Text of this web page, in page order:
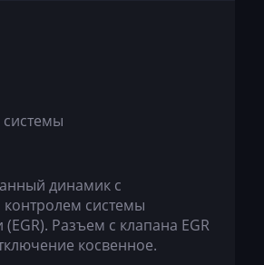
динамик с
системы
Разъем с клапана EGR
косвенное.